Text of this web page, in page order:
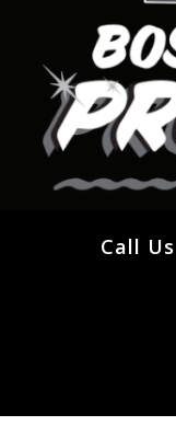
Call Us